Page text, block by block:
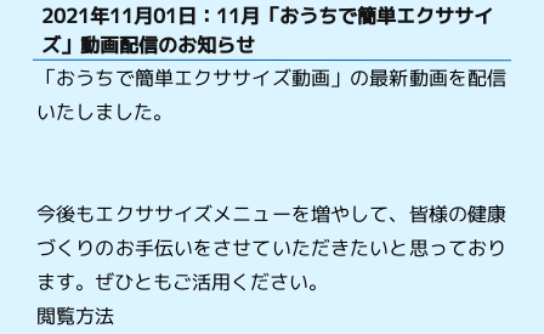
2021年11月01日：11月「おうちで簡単エクササイ
ズ」動画配信のお知らせ
「おうちで簡単エクササイズ動画」の最新動画を配信
いたしました。
今後もエクササイズメニューを増やして、皆様の健康
づくりのお手伝いをさせていただきたいと思っており
ます。ぜひともご活用ください。
閲覧方法